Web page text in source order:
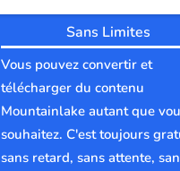
Sans Limites
Vous pouvez convertir et
télécharger du contenu
Mountainlake autant que
souhaitez. C'est toujours
sans retard, sans attente,